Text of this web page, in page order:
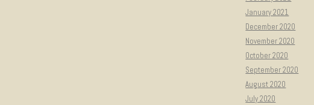
January 2021
December 2020
November 2020
October 2020
September 2020
August 2020
July 2020